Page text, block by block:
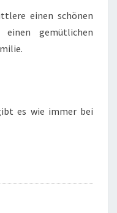
einen schönen
gemütlichen
es wie immer bei